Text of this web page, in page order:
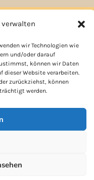
wir Technologien wie
und/oder darauf
können wir Daten
dieser Website verarbeiten.
zurückziehst, können
werden.
(EU)